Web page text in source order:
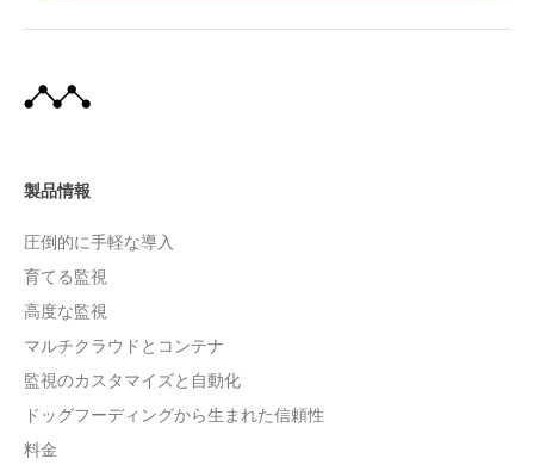
製品情報
圧倒的に手軽な導入
育てる監視
高度な監視
マルチクラウドとコンテナ
監視のカスタマイズと自動化
ドッグフーディングから生まれた信頼性
料金